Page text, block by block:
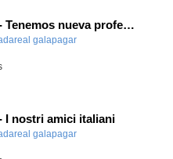
Podcast 25/26 - Tenemos nueva profesora de Griego ¿Conoces a María Eugenia?
galapagar-
I nostri amici italiani
galapagar-